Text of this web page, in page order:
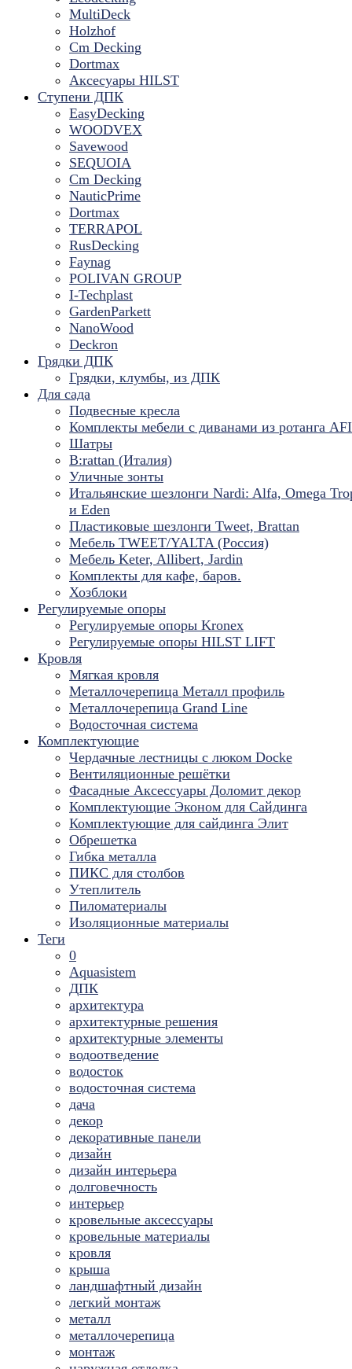
MultiDeck
Holzhof
Cm Decking
Dortmax
Аксесуары HILST
Ступени ДПК
EasyDecking
WOODVEX
Savewood
SEQUOIA
Cm Decking
NauticPrime
Dortmax
TERRAPOL
RusDecking
Faynag
POLIVAN GROUP
I-Techplast
GardenParkett
NanoWood
Deckron
Грядки ДПК
Грядки, клумбы, из ДПК
Для сада
Подвесные кресла
Комплекты мебели с диванами из ротанга
Шатры
B:rattan (Италия)
Уличные зонты
Итальянские шезлонги Nardi: Alfa, Omega
и Eden
Пластиковые шезлонги Tweet, Brattan
Мебель TWEET/YALTA (Россия)
Мебель Keter, Allibert, Jardin
Комплекты для кафе, баров.
Хозблоки
Регулируемые опоры
Регулируемые опоры Kronex
Регулируемые опоры HILST LIFT
Кровля
Мягкая кровля
Металлочерепица Металл профиль
Металлочерепица Grand Line
Водосточная система
Комплектующие
Чердачные лестницы с люком Docke
Вентиляционные решётки
Фасадные Аксессуары Доломит декор
Комплектующие Эконом для Сайдинга
Комплектующие для cайдинга Элит
Обрешетка
Гибка металла
ПИКС для столбов
Утеплитель
Пиломатериалы
Изоляционные материалы
Теги
0
Aquasistem
ДПК
архитектура
архитектурные решения
архитектурные элементы
водоотведение
водосток
водосточная система
дача
декор
декоративные панели
дизайн
дизайн интерьера
долговечность
интерьер
кровельные аксессуары
кровельные материалы
кровля
крыша
ландшафтный дизайн
легкий монтаж
металл
металлочерепица
монтаж